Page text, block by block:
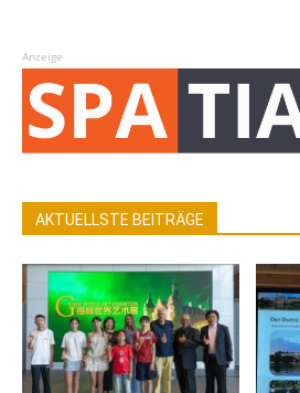
Anzeige
AKTUELLSTE BEITRÄGE